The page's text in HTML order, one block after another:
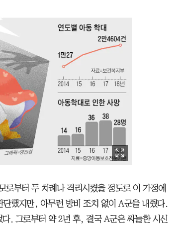
로부터 두 차례나 격리시켰을 정도로 이 가정에
했지만, 아무런 방비 조치 없이 A군을 내줬다.
. 그로부터 약 2년 후, 결국 A군은 싸늘한 시신